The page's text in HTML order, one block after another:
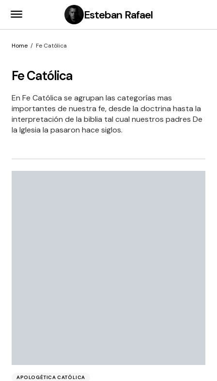
Esteban Rafael
Home Fe Católica
Fe Católica
En Fe Católica se agrupan las categorías mas
importantes de nuestra fe, desde la doctrina hasta la
interpretación de la biblia tal cual nuestros padres De
la Iglesia la pasaron hace siglos.
APOLOGÉTICA CATÓLICA